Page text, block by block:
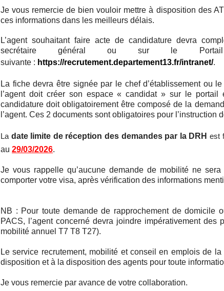
Je vous remercie de bien vouloir mettre à disposition des
ces informations dans les meilleurs délais.
L’agent souhaitant faire acte de candidature devra
secrétaire général ou sur le Portail
suivante : https://recrutement.departement13.fr/intranet/.
La fiche devra être signée par le chef d’établissement ou
l’agent doit créer son espace « candidat » sur le
candidature doit obligatoirement être composé de la
l’agent. Ces 2 documents sont obligatoires pour l’instruction
La date limite de réception des demandes par la DRH est
au 29/03/2026.
Je vous rappelle qu’aucune demande de mobilité ne
comporter votre visa, après vérification des informations
NB : Pour toute demande de rapprochement de domicile
PACS, l’agent concerné devra joindre impérativement
mobilité annuel T7 T8 T27).
Le service recrutement, mobilité et conseil en emplois de
disposition et à la disposition des agents pour toute
Je vous remercie par avance de votre collaboration.